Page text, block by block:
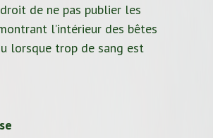
de ne pas publier les
l’intérieur des bêtes
lorsque trop de sang est